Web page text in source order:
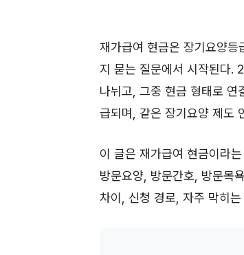
재가급여 현금은 장기요양
지 묻는 질문에서 시작된다.
나뉘고, 그중 현금 형태로
급되며, 같은 장기요양 제도
이 글은 재가급여 현금이라
방문요양, 방문간호, 방문목
차이, 신청 경로, 자주 막히